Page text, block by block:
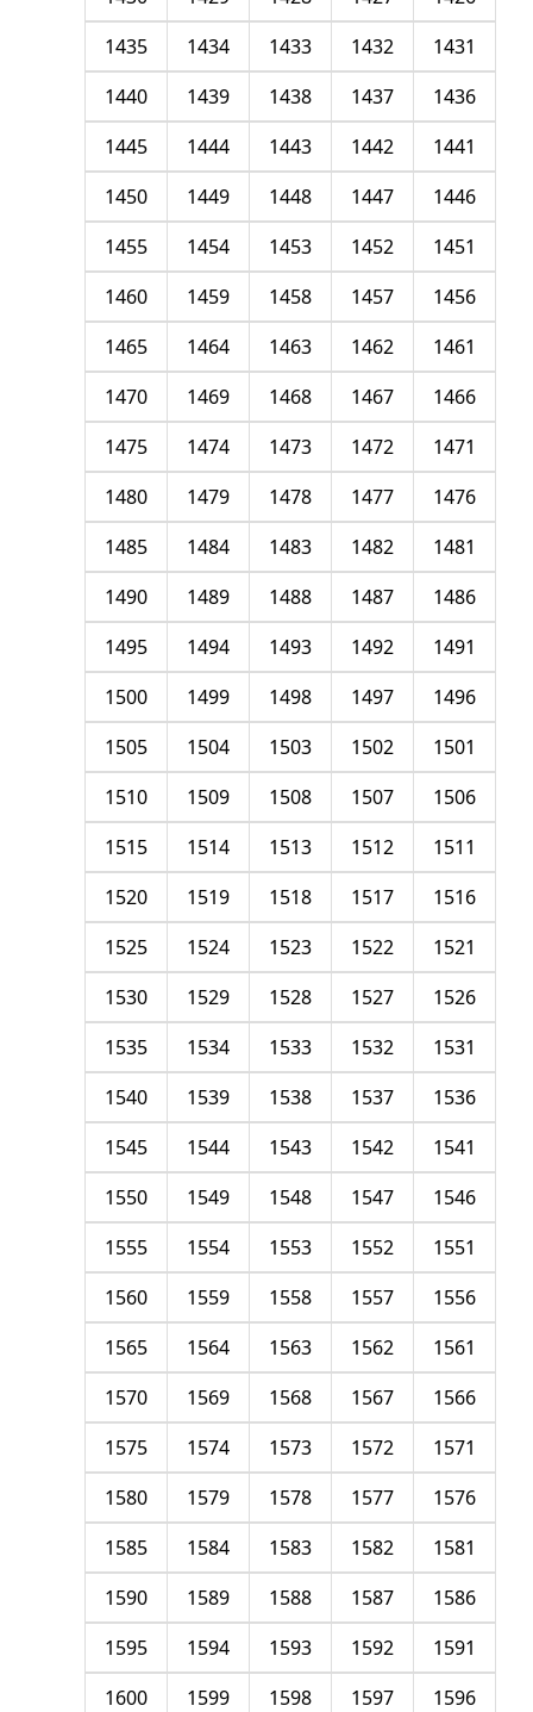
1431
1432
1433
1434
1435
1436
1437
1438
1439
1440
1441
1442
1443
1444
1445
1446
1447
1448
1449
1450
1451
1452
1453
1454
1455
1456
1457
1458
1459
1460
1461
1462
1463
1464
1465
1466
1467
1468
1469
1470
1471
1472
1473
1474
1475
1476
1477
1478
1479
1480
1481
1482
1483
1484
1485
1486
1487
1488
1489
1490
1491
1492
1493
1494
1495
1496
1497
1498
1499
1500
1501
1502
1503
1504
1505
1506
1507
1508
1509
1510
1511
1512
1513
1514
1515
1516
1517
1518
1519
1520
1521
1522
1523
1524
1525
1526
1527
1528
1529
1530
1531
1532
1533
1534
1535
1536
1537
1538
1539
1540
1541
1542
1543
1544
1545
1546
1547
1548
1549
1550
1551
1552
1553
1554
1555
1556
1557
1558
1559
1560
1561
1562
1563
1564
1565
1566
1567
1568
1569
1570
1571
1572
1573
1574
1575
1576
1577
1578
1579
1580
1581
1582
1583
1584
1585
1586
1587
1588
1589
1590
1591
1592
1593
1594
1595
1596
1597
1598
1599
1600